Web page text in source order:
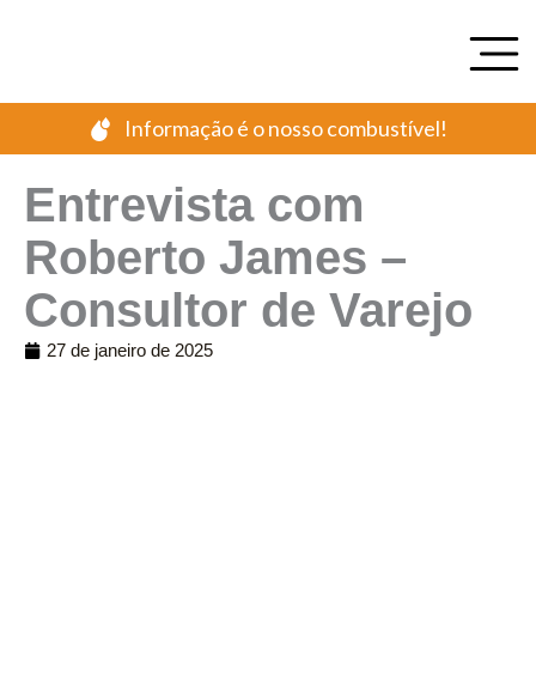
Informação é o nosso combustível!
Entrevista com
Roberto James –
Consultor de Varejo
27 de janeiro de 2025